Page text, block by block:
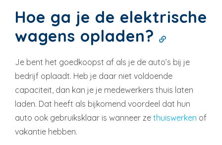
Hoe ga je de elektrische
wagens opladen?
Je bent het goedkoopst af als je de auto’s bij je
bedrijf oplaadt. Heb je daar niet voldoende
capaciteit, dan kan je je medewerkers thuis laten
laden. Dat heeft als bijkomend voordeel dat hun
auto ook gebruiksklaar is wanneer ze thuiswerken of
vakantie hebben.